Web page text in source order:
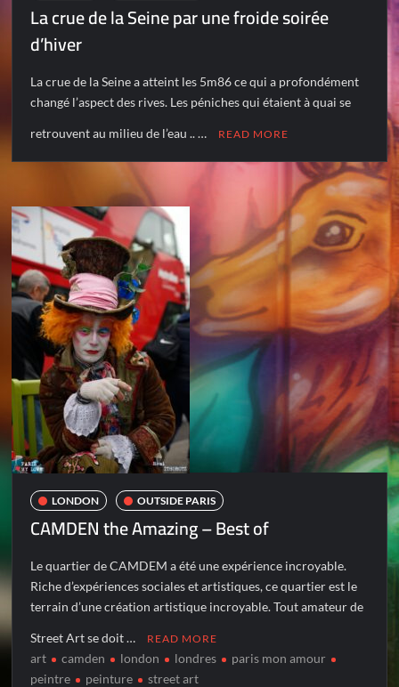
La crue de la Seine par une froide soirée
d’hiver
La crue de la Seine a atteint les 5m86 ce qui a profondément
changé l’aspect des rives. Les péniches qui étaient à quai se
retrouvent au milieu de l’eau .. … READ MORE
LONDON OUTSIDE PARIS
CAMDEN the Amazing – Best of
Le quartier de CAMDEM a été une expérience incroyable.
Riche d’expériences sociales et artistiques, ce quartier est le
terrain d’une création artistique incroyable. Tout amateur de
Street Art se doit … READ MORE
art camden london londres
paris mon amour
peintre
peinture street art